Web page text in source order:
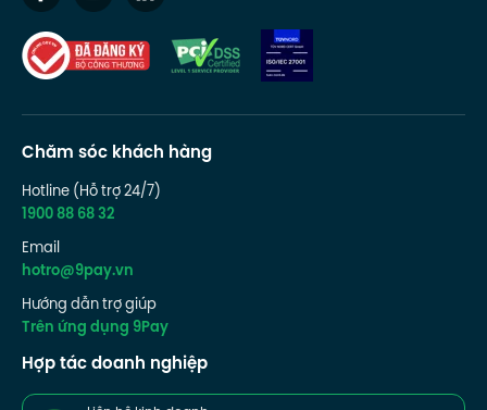
Chăm sóc khách hàng
Hotline (Hỗ trợ 24/7)
1900 88 68 32
Email
hotro@9pay.vn
Hướng dẫn trợ giúp
Trên ứng dụng 9Pay
Hợp tác doanh nghiệp